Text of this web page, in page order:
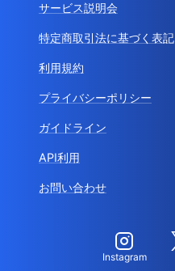
サービス説明会
特定商取引法に基づく表記
利用規約
プライバシーポリシー
ガイドライン
API利用
お問い合わせ
Instagram